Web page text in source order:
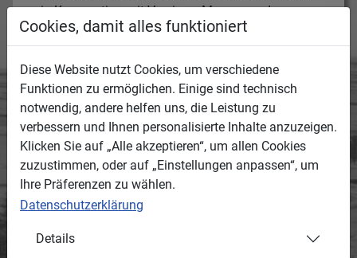
in Kooperation mit Vereinen, Museen und
Privatpersonen diskutiert.
Cookies, damit alles funktioniert
Diese Website nutzt Cookies, um verschiedene
Funktionen zu ermöglichen. Einige sind technisch
notwendig, andere helfen uns, die Leistung zu
verbessern und Ihnen personalisierte Inhalte anzuzeigen.
Klicken Sie auf „Alle akzeptieren“, um allen Cookies
zuzustimmen, oder auf „Einstellungen anpassen“, um
Ihre Präferenzen zu wählen.
Datenschutzerklärung
Details